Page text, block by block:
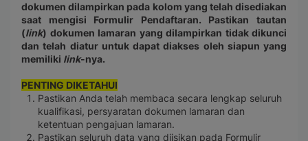
dokumen dilampirkan pada kolom yang telah disediakan
saat mengisi Formulir Pendaftaran. Pastikan tautan
(link) dokumen lamaran yang dilampirkan tidak dikunci
dan telah diatur untuk dapat diakses oleh siapun yang
memiliki link-nya.
PENTING DIKETAHUI
Pastikan Anda telah membaca secara lengkap seluruh
kualifikasi, persyaratan dokumen lamaran dan
ketentuan pengajuan lamaran.
Pastikan seluruh data yang diisikan pada Formulir